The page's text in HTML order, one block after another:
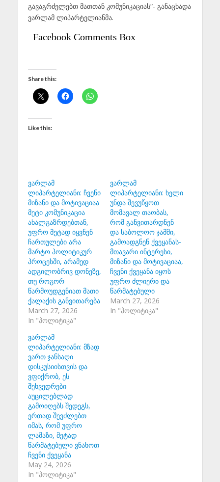
გავაგრძელებთ მათთან კომუნიკაციას“- განაცხადა
ვარლამ ლიპარტელიანმა.
Facebook Comments Box
Share this:
Like this:
ვარლამ
ლიპარტელიანი: ჩვენი
მიზანი და მოტივაციაა
მეტი კომუნიკაცია
ახალგაზრდებთან,
უფრო მეტად იყვნენ
ჩართულები არა
მარტო პოლიტიკურ
პროცესში, არამედ
ადგილობრივ დონეზე,
თუ როგორ
წარმოუდგენიათ მათი
ქალაქის განვითარება
March 27, 2026
In "პოლიტიკა"
ვარლამ
ლიპარტელიანი: ხელი
უნდა შევუწყოთ
მომავალ თაობას,
რომ განვითარდნენ
და საბოლოო ჯამში,
გამოადგნენ ქვეყანას-
მთავარი ინტერესი,
მიზანი და მოტივაციაა,
ჩვენი ქვეყანა იყოს
უფრო ძლიერი და
წარმატებული
March 27, 2026
In "პოლიტიკა"
ვარლამ
ლიპარტელიანი: მზად
ვართ ჯანსაღი
დისკუსიისთვის და
ვფიქრობ, ეს
შეხვედრები
აუცილებლად
გამოიღებს შედეგს,
ერთად შევძლებთ
იმას, რომ უფრო
ლამაზი, მეტად
წარმატებული ვნახოთ
ჩვენი ქვეყანა
May 24, 2026
In "პოლიტიკა"